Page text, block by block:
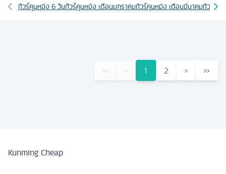
เส้นทางที่เกี่ยวข้อง
ทัวร์คุนหมิง 6 วันทัวร์คุนหมิง เดือนมกราคมทัวร์คุนหมิง เดือนมีนาคมทัวร์คุน
‹‹ ‹ 1 2 › ››
Kunming Cheap